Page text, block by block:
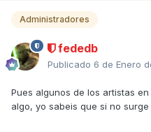
Administradores
fededb
Publicado 6 de Enero
Pues algunos de los artistas
algo, yo sabeis que si no